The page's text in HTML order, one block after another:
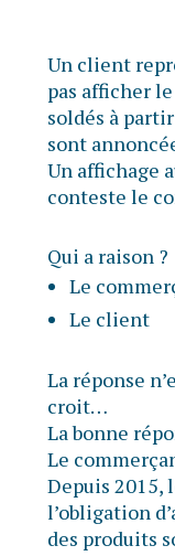
Un client
pas afficher
soldés à
sont
Un affichage
conteste le
Qui a raison ?
Le
Le client
La réponse
croit…
La bonne
Le
Depuis 2015,
l’obligation
des produits